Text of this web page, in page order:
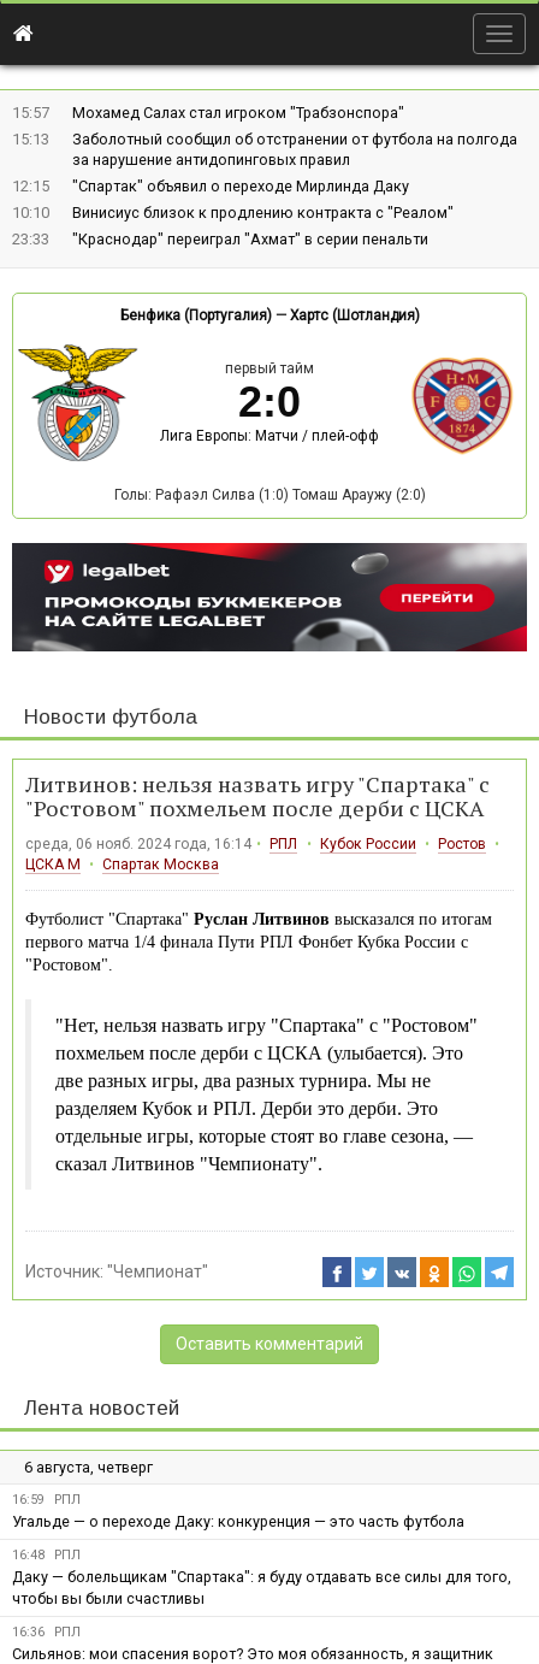
15:57
Мохамед Салах стал игроком "Трабзонспора"
15:13
Заболотный сообщил об отстранении от футбола на полгода
за нарушение антидопинговых правил
12:15
"Спартак" объявил о переходе Мирлинда Даку
10:10
Винисиус близок к продлению контракта с "Реалом"
23:33
"Краснодар" переиграл "Ахмат" в серии пенальти
Бенфика (Португалия)— Хартс (Шотландия)
первый тайм
2:0
Лига Европы: Матчи / плей-офф
Голы: Рафаэл Силва (1:0) Томаш Араужу (2:0)
Новости футбола
Литвинов: нельзя назвать игру "Спартака" с
"Ростовом" похмельем после дерби с ЦСКА
среда, 06 нояб. 2024 года, 16:14 РПЛ Кубок России
Ростов
ЦСКА М
Спартак Москва
Футболист "Спартака" Руслан Литвинов высказался по итогам
первого матча 1/4 финала Пути РПЛ Фонбет Кубка России с
"Ростовом".
"Нет, нельзя назвать игру "Спартака" с "Ростовом"
похмельем после дерби с ЦСКА (улыбается). Это
две разных игры, два разных турнира. Мы не
разделяем Кубок и РПЛ. Дерби это дерби. Это
отдельные игры, которые стоят во главе сезона, —
сказал Литвинов "Чемпионату".
Источник: "Чемпионат"
Оставить комментарий
Лента новостей
6 августа, четверг
16:59 РПЛ
Угальде — о переходе Даку: конкуренция — это часть футбола
16:48 РПЛ
Даку — болельщикам "Спартака": я буду отдавать все силы для того,
чтобы вы были счастливы
16:36 РПЛ
Сильянов: мои спасения ворот? Это моя обязанность, я защитник